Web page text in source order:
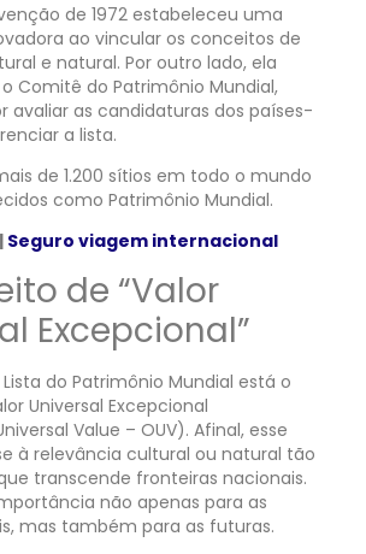
de 1972 estabeleceu uma
ao vincular os conceitos de
e natural. Por outro lado, ela
Comitê do Patrimônio Mundial,
avaliar as candidaturas dos países-
a lista.
de 1.200 sítios em todo o mundo
como Patrimônio Mundial.
Seguro viagem internacional
de “Valor
Excepcional”
do Patrimônio Mundial está o
Universal Excepcional
Value – OUV). Afinal, esse
à relevância cultural ou natural tão
transcende fronteiras nacionais.
não apenas para as
mas também para as futuras.